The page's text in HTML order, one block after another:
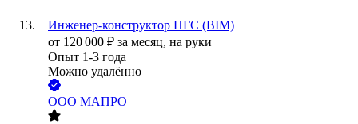
Инженер-конструктор ПГС (BIM)
от 120 000 ₽ за месяц, на руки
Опыт 1-3 года
Можно удалённо
ООО МАПРО